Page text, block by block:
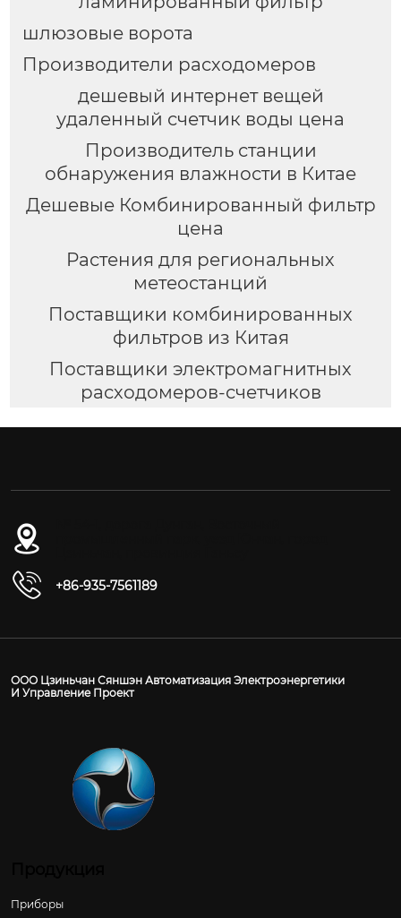
шлюзовые ворота
Производители расходомеров
дешевый интернет вещей
удаленный счетчик воды цена
Производитель станции
обнаружения влажности в Китае
Дешевые Комбинированный фильтр
цена
Растения для региональных
метеостанций
Поставщики комбинированных
фильтров из Китая
Поставщики электромагнитных
расходомеров-счетчиков
+86-935-7561189
ООО Цзиньчан Сяншэн Автоматизация Электроэнергетики
И Управление Проект
Приборы